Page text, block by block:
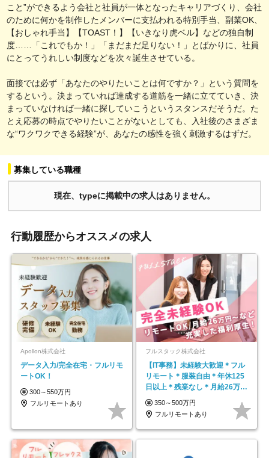
こと”ができるよう会社と社員が一体となったキャリアづくり、会社
のために何かを制作したメンバーに支払われる特別手当、副業OK、
【おしゃれ手当】【TOAST！】【いきなり虎ベル】などの独自制
度……「これでもか！」「まだまだ足りない！」とばかりに、社員
にとってうれしい制度などを次々誕生させている。
面接では必ず「あなたのやりたいことは何ですか？」という質問を
するという。決まっていれば達成する道筋を一緒に立てていき、決
まっていなければ一緒に探していこうというスタンスだそうだ。た
とえ応募の時点でやりたいことがないとしても、入社後のさまざま
な“ワクワクできる経験”が、あなたの感性を強く刺激するはずだ。
募集している職種
現在、typeに掲載中の求人はありません。
行動履歴からオススメの求人
Apollon株式会社
データ入力/完全在宅・フルリモ
ートOK！
300～550万円
フルリモートあり
フルスタック株式会社
【IT事務】未経験大歓迎＊フル
リモート＊服装自由＊年休125
日以上＊残業なし＊月給26万円
以上
350～500万円
フルリモートあり